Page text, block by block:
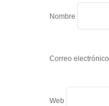
Nombre
Correo electrónico
Web